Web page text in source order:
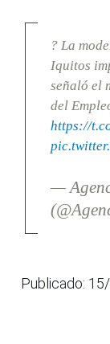
? La
Iquitos
señaló el
del
https://
—
Publicado: